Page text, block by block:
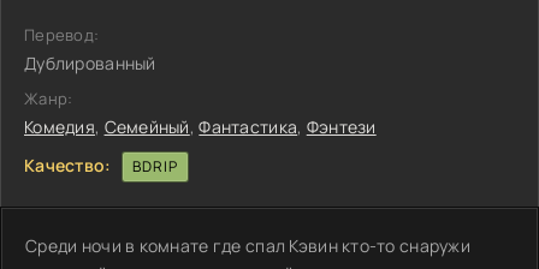
Перевод:
Дублированный
Жанр:
Комедия, Семейный,Фантастика, Фэнтези
Качество:
BDRIP
Среди ночи в комнате где спал Кэвин кто-то снаружи